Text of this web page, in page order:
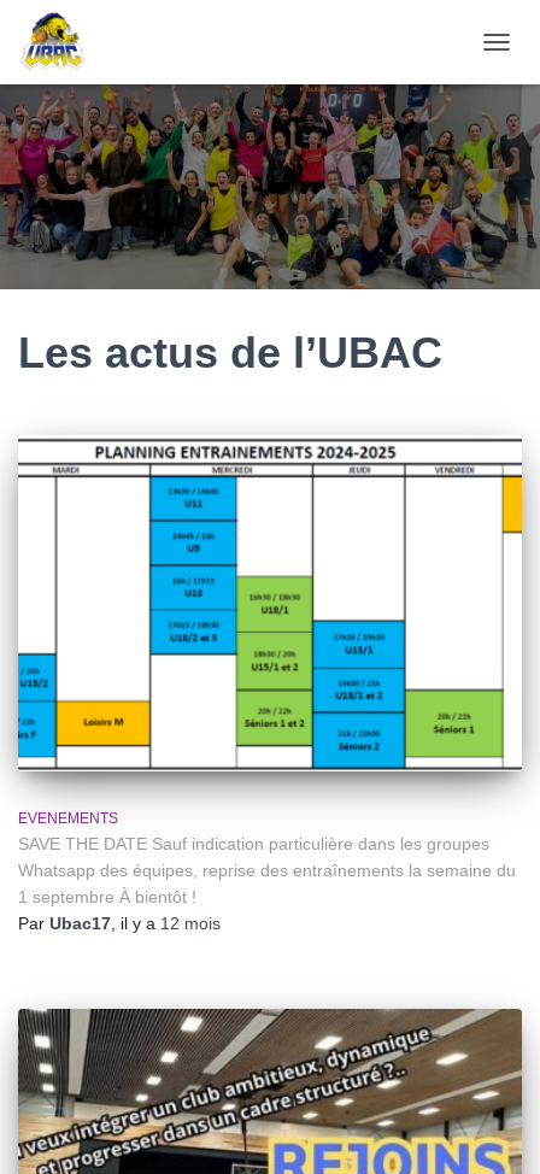
LA
Les actus de l’UBAC
EVENEMENTS
SAVE THE DATE Sauf indication particulière dans les groupes
Whatsapp des équipes, reprise des entraînements la semaine du
1 septembre À bientôt !
Par Ubac17 , il y a 12 mois